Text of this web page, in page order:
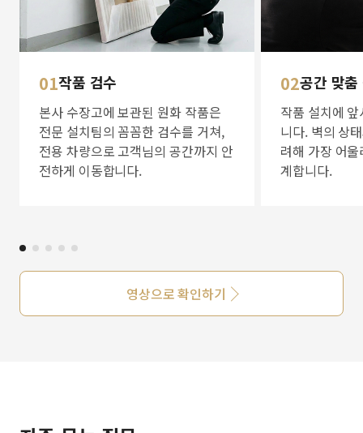
01작품 검수
본사 수장고에 보관된 원화 작품은
전문 설치팀의 꼼꼼한 검수를 거쳐,
전용 차량으로 고객님의 공간까지 안
전하게 이동합니다.
02공간 맞
작품 설치에
니다. 벽의 상
려해 가장 어
계합니다.
영상으로 확인하기